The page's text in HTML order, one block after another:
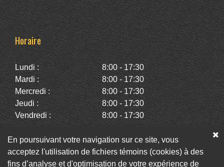
Horaire
Lundi :
8:00 - 17:30
Mardi :
8:00 - 17:30
Mercredi :
8:00 - 17:30
Jeudi :
8:00 - 17:30
Vendredi :
8:00 - 17:30
Dimanche :
Fermé
En poursuivant votre navigation sur ce site, vous
acceptez l'utilisation de fichiers témoins (cookies) à des
fins d’analyse et d'optimisation de votre expérience de